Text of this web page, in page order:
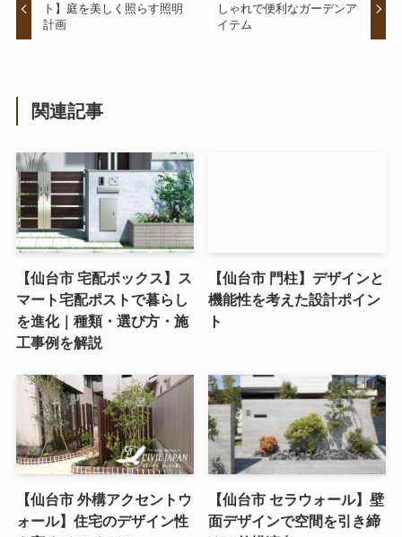
ト】庭を美しく照らす照明
計画
しゃれで便利なガーデンア
イテム
関連記事
【仙台市 宅配ボックス】ス
マート宅配ポストで暮らし
を進化｜種類・選び方・施
工事例を解説
【仙台市 門柱】デザインと
機能性を考えた設計ポイン
ト
【仙台市 外構アクセントウ
ォール】住宅のデザイン性
【仙台市 セラウォール】壁
面デザインで空間を引き締